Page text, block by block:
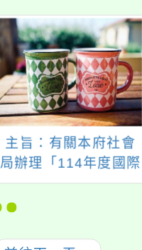
主旨：有關本府社會
局辦理「114年度國際
兒童人權日「Power
Children 權利On! 用
列活動資訊一案，請